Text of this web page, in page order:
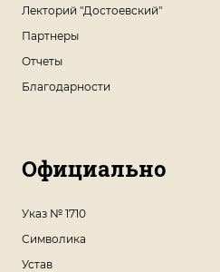
Лекторий "Достоевский"
Партнеры
Отчеты
Благодарности
Официально
Указ № 1710
Символика
Устав